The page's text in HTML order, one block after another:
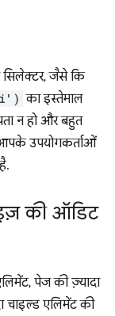
सिलेक्टर, जैसे कि
का इस्तेमाल
न हो और बहुत
उपयोगकर्ताओं
की ऑडिट
पेज की ज़्यादा
चाइल्ड एलिमेंट की